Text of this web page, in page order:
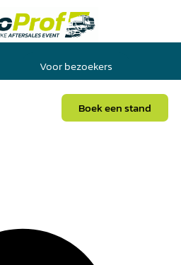
Voor bezoekers
Boek een stand